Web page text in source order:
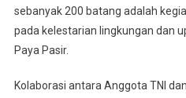
sebanyak 200 batang adalah
pada kelestarian lingkungan dan
Paya Pasir.
Kolaborasi antara Anggota TNI